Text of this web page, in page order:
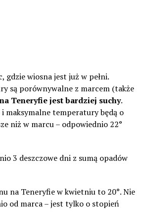
gdzie wiosna jest już w pełni.
są porównywalne z marcem (także
Teneryfie jest bardziej suchy.
maksymalne temperatury będą o
niż w marcu – odpowiednio 22°
3 deszczowe dni z sumą opadów
na Teneryfie w kwietniu to 20°. Nie
od marca – jest tylko o stopień